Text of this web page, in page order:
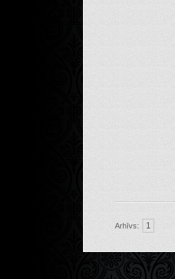
Arhīvs: 1